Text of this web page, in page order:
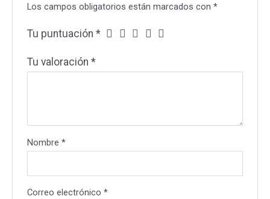
Los campos obligatorios están marcados con*
Tu puntuación*
Tu valoración*
Nombre*
Correo electrónico*